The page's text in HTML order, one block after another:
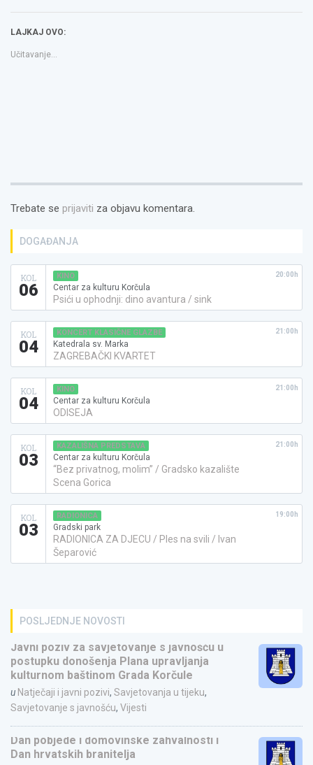
u
prozoru)
u to
LAJKAJ OVO:
Učitavanje...
Trebate se prijaviti za objavu komentara.
DOGAĐANJA
KOL
06
KINO
Centar za kulturu Korčula
Psići u ophodnji: dino avantura / sink
20:00h
KOL
04
KONCERT KLASIČNE GLAZBE
Katedrala sv. Marka
ZAGREBAČKI KVARTET
21:00h
KOL
04
KINO
Centar za kulturu Korčula
ODISEJA
21:00h
KOL
03
KAZALIŠNA PREDSTAVA
Centar za kulturu Korčula
“Bez privatnog, molim” / Gradsko kazalište
Scena Gorica
21:00h
KOL
03
RADIONICA
Gradski park
RADIONICA ZA DJECU / Ples na svili / Ivan
Šeparović
19:00h
POSLJEDNJE NOVOSTI
Javni poziv za savjetovanje s javnošću u
postupku donošenja Plana upravljanja
kulturnom baštinom Grada Korčule
u Natječaji i javni pozivi, Savjetovanja u tijeku,
Savjetovanje s javnošću, Vijesti
Dan pobjede i domovinske zahvalnosti i
Dan hrvatskih branitelja